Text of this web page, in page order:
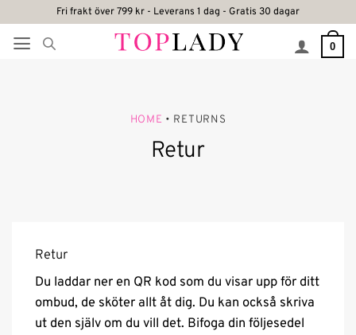
content
Fri frakt över 799 kr - Leverans 1 dag - Gratis 30 dagar
0
HOME • RETURNS
Retur
Retur
Du laddar ner en QR kod som du visar upp för ditt
ombud, de sköter allt åt dig. Du kan också skriva
ut den själv om du vill det. Bifoga din följesedel